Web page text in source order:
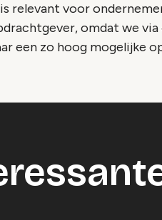
relevant voor
omdat we
een zo hoog mogelijke